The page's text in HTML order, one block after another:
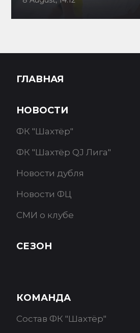
ГЛАВНАЯ
НОВОСТИ
ФК "Шахтёр"
ФК "Шахтёр QJ Лига"
Новости дубля
Новости ФЦ
СМИ о клубе
СЕЗОН
КОМАНДА
Состав ФК "Шахтёр"